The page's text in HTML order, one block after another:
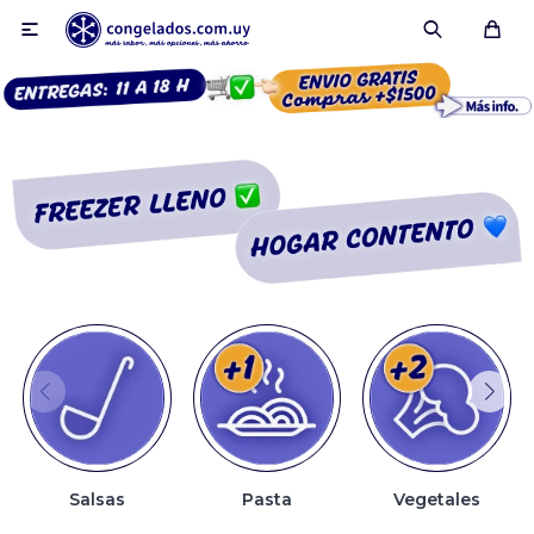

Salsas Pasta Vegetales
Smoothies
Fruta congelada
Pulpas
Pizzas